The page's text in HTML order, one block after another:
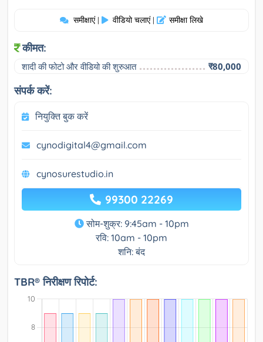
समीक्षाएं | वीडियो चलाएं | समीक्षा लिखे
कीमत:
शादी की फोटो और वीडियो की शुरुआत ₹80,000
संपर्क करें:
नियुक्ति बुक करें
cynodigital4@gmail.com
cynosurestudio.in
99300 22269
सोम-शुक्र: 9:45am - 10pm
रवि: 10am - 10pm
शनि: बंद
TBR® निरीक्षण रिपोर्ट: